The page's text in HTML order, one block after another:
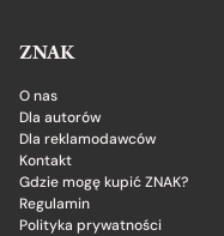
ZNAK
O nas
Dla autorów
Dla reklamodawców
Kontakt
Gdzie mogę kupić ZNAK?
Regulamin
Polityka prywatności